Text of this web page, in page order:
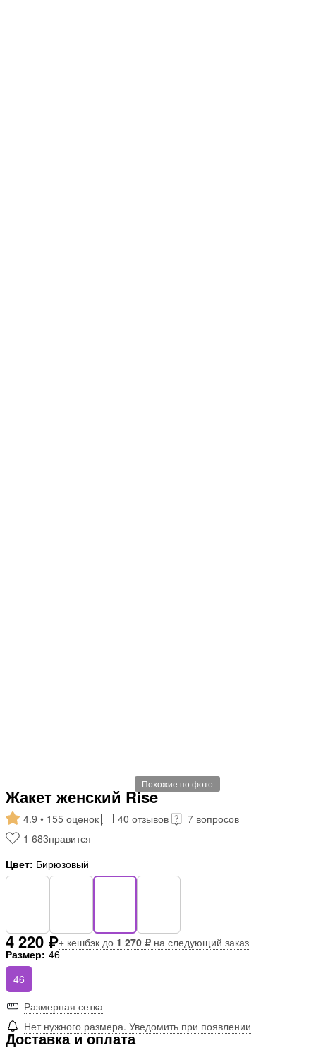
Похожие по фото
Жакет женский Rise
4.9 • 155 оценок 40 отзывов
7 вопросов
1 683нравится
Цвет: Бирюзовый
4 220 ₽+ кешбэк до 1 270 ₽ на следующий заказ
Размер: 46
46
Размерная сетка
Нет нужного размера. Уведомить при появлении
Доставка и оплата